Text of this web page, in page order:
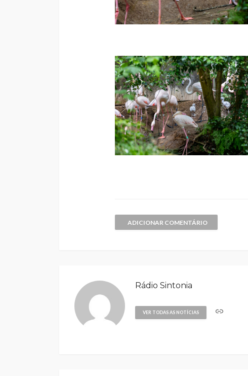
ADICIONAR COMENTÁRIO
Rádio Sintonia
VER TODAS AS NOTÍCIAS